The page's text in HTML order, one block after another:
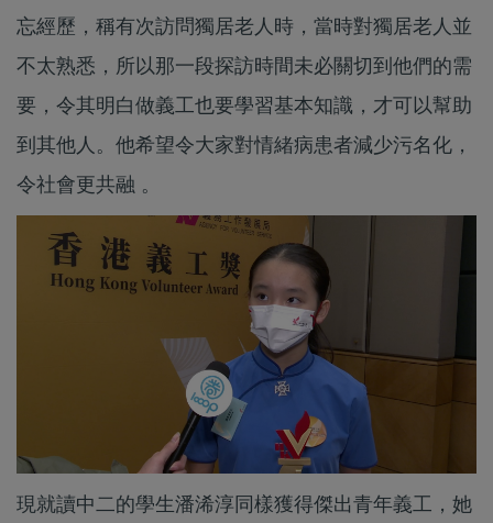
忘經歷，稱有次訪問獨居老人時，當時對獨居老人並
不太熟悉，所以那一段探訪時間未必關切到他們的需
要，令其明白做義工也要學習基本知識，才可以幫助
到其他人。他希望令大家對情緒病患者減少污名化，
令社會更共融 。
現就讀中二的學生潘浠淳同樣獲得傑出青年義工，她